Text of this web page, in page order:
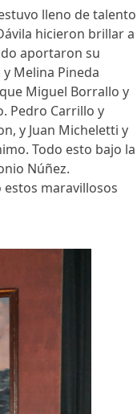
lleno de talento
hicieron brillar a
aportaron su
Melina Pineda
Miguel Borrallo y
Pedro Carrillo y
y Juan Micheletti y
Todo esto bajo la
Núñez.
estos maravillosos